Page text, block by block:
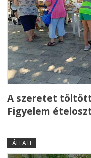
A szeretet
Figyelem
ÁLLATI